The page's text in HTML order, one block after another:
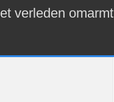
verleden omarmt